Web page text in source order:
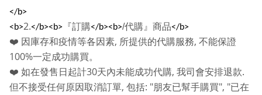
</b>
<b>2.</b><b> 『訂購</b><b>/代購』商品</b>
❤️ 因庫存和疫情等各因素, 所提供的代購服務, 不能保證
100%一定成功購買。
❤️ 如在發售日起計30天內未能成功代購, 我司會安排退款.
但不接受任何原因取消訂單, 包括: "朋友已幫手購買", "已在